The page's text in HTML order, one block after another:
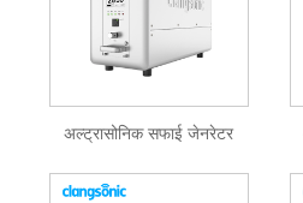
अल्ट्रासोनिक सफाई जेनरेटर